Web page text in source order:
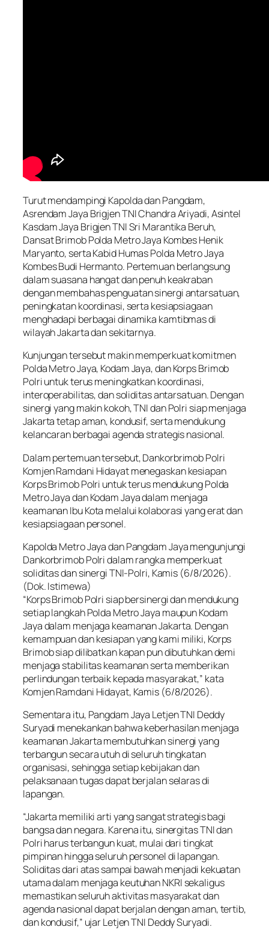
Turut mendampingi Kapolda dan Pangdam,
Asrendam Jaya Brigjen TNI Chandra Ariyadi, Asintel
Kasdam Jaya Brigjen TNI Sri Marantika Beruh,
Dansat Brimob Polda Metro Jaya Kombes Henik
Maryanto, serta Kabid Humas Polda Metro Jaya
Kombes Budi Hermanto. Pertemuan berlangsung
dalam suasana hangat dan penuh keakraban
dengan membahas penguatan sinergi antarsatuan,
peningkatan koordinasi, serta kesiapsiagaan
menghadapi berbagai dinamika kamtibmas di
wilayah Jakarta dan sekitarnya.
Kunjungan tersebut makin memperkuat komitmen
Polda Metro Jaya, Kodam Jaya, dan Korps Brimob
Polri untuk terus meningkatkan koordinasi,
interoperabilitas, dan soliditas antarsatuan. Dengan
sinergi yang makin kokoh, TNI dan Polri siap menjaga
Jakarta tetap aman, kondusif, serta mendukung
kelancaran berbagai agenda strategis nasional.
Dalam pertemuan tersebut, Dankorbrimob Polri
Komjen Ramdani Hidayat menegaskan kesiapan
Korps Brimob Polri untuk terus mendukung Polda
Metro Jaya dan Kodam Jaya dalam menjaga
keamanan Ibu Kota melalui kolaborasi yang erat dan
kesiapsiagaan personel.
Kapolda Metro Jaya dan Pangdam Jaya mengunjungi
Dankorbrimob Polri dalam rangka memperkuat
soliditas dan sinergi TNI-Polri, Kamis (6/8/2026).
(Dok. Istimewa)
“Korps Brimob Polri siap bersinergi dan mendukung
setiap langkah Polda Metro Jaya maupun Kodam
Jaya dalam menjaga keamanan Jakarta. Dengan
kemampuan dan kesiapan yang kami miliki, Korps
Brimob siap dilibatkan kapan pun dibutuhkan demi
menjaga stabilitas keamanan serta memberikan
perlindungan terbaik kepada masyarakat,” kata
Komjen Ramdani Hidayat, Kamis (6/8/2026).
Sementara itu, Pangdam Jaya Letjen TNI Deddy
Suryadi menekankan bahwa keberhasilan menjaga
keamanan Jakarta membutuhkan sinergi yang
terbangun secara utuh di seluruh tingkatan
organisasi, sehingga setiap kebijakan dan
pelaksanaan tugas dapat berjalan selaras di
lapangan.
“Jakarta memiliki arti yang sangat strategis bagi
bangsa dan negara. Karena itu, sinergitas TNI dan
Polri harus terbangun kuat, mulai dari tingkat
pimpinan hingga seluruh personel di lapangan.
Soliditas dari atas sampai bawah menjadi kekuatan
utama dalam menjaga keutuhan NKRI sekaligus
memastikan seluruh aktivitas masyarakat dan
agenda nasional dapat berjalan dengan aman, tertib,
dan kondusif,” ujar Letjen TNI Deddy Suryadi.